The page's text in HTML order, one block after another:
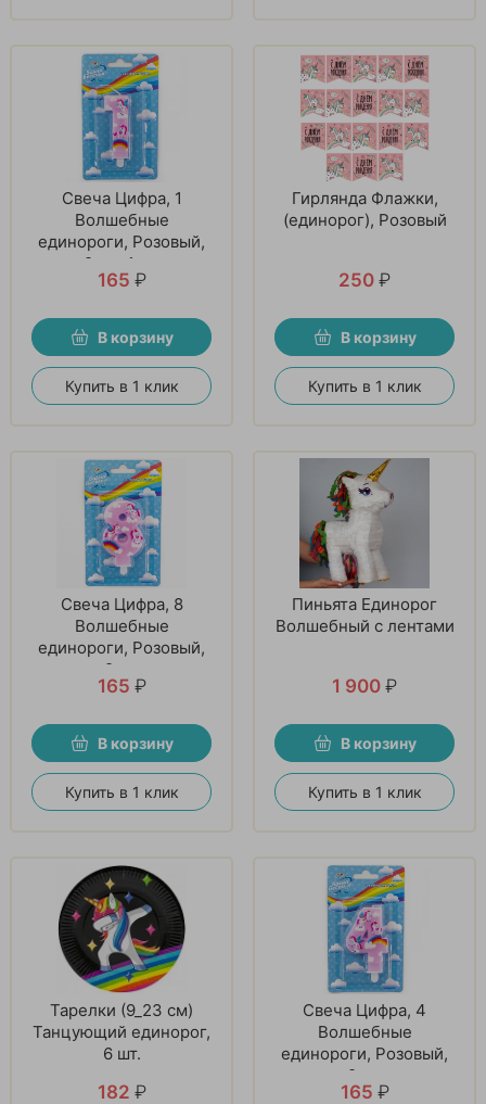
Свеча Цифра, 1
Волшебные
единороги, Розовый,
9 см, 1 шт
165 ₽
В корзину
Купить в 1 клик
Гирлянда Флажки,
(единорог), Розовый
250 ₽
В корзину
Купить в 1 клик
Свеча Цифра, 8
Волшебные
единороги, Розовый,
9 см
165 ₽
В корзину
Купить в 1 клик
Пиньята Единорог
Волшебный с лентами
1 900 ₽
В корзину
Купить в 1 клик
Тарелки (9_23 см)
Танцующий единорог,
6 шт.
182 ₽
Свеча Цифра, 4
Волшебные
единороги, Розовый,
9 см
165 ₽